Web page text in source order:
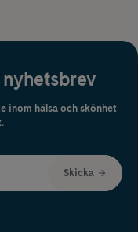
inom hälsa och skönhet
Skicka